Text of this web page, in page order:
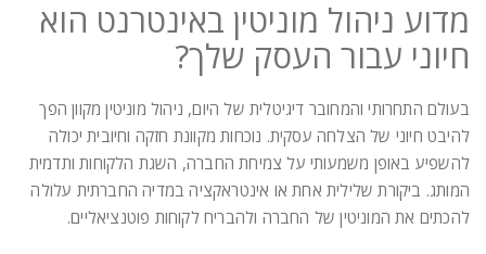
מדוע ניהול מוניטין באינטרנט הוא
חיוני עבור העסק שלך?
בעולם התחרותי והמחובר דיגיטלית של היום, ניהול מוניטין מקוון הפך
להיבט חיוני של הצלחה עסקית. נוכחות מקוונת חזקה וחיובית יכולה
להשפיע באופן משמעותי על צמיחת החברה, השגת הלקוחות ותדמית
המותג. ביקורת שלילית אחת או אינטראקציה במדיה החברתית עלולה
להכתים את המוניטין של החברה ולהבריח לקוחות פוטנציאליים.